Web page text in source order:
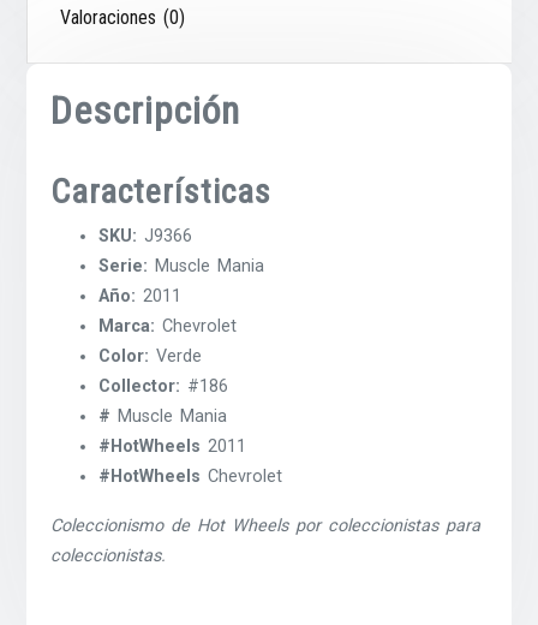
Valoraciones (0)
Descripción
Características
SKU: J9366
Serie: Muscle Mania
Año: 2011
Marca: Chevrolet
Color: Verde
Collector: #186
# Muscle Mania
#HotWheels 2011
#HotWheels Chevrolet
Coleccionismo de Hot Wheels por coleccionistas para
coleccionistas.